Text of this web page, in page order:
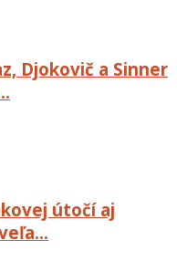
Djokovič a Sinner
útočí aj